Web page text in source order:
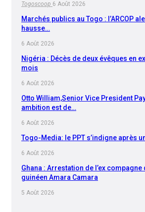
Togoscoop 6 Août 2026
Marchés publics au Togo : l’ARCOP
hausse…
6 Août 2026
Nigéria : Décès de deux évêques en
mois
6 Août 2026
Otto William,Senior Vice President
ambition est de…
6 Août 2026
Togo-Media: le PPT s’indigne après
6 Août 2026
Ghana : Arrestation de l’ex compagne
guinéen Amara Camara
5 Août 2026